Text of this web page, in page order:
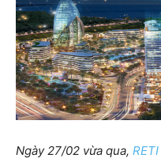
Ngày 27/02 vừa qua, RETI